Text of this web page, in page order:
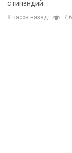
стипендий
8 часов назад